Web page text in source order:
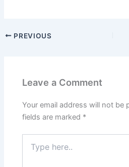
PREVIOUS
Leave a Comment
Your email address will not be
fields are marked *
here..